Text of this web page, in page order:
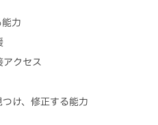
力
アクセス
け、修正する能力